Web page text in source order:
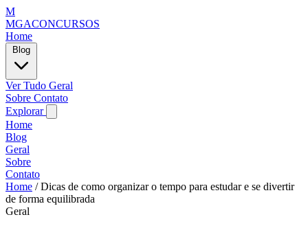
M
MGACONCURSOS
Home
Ver Tudo Geral
Sobre Contato
Explorar
Home
Blog
Geral
Sobre
Contato
Home / Dicas de como organizar o tempo para estudar e se divertir
de forma equilibrada
Geral